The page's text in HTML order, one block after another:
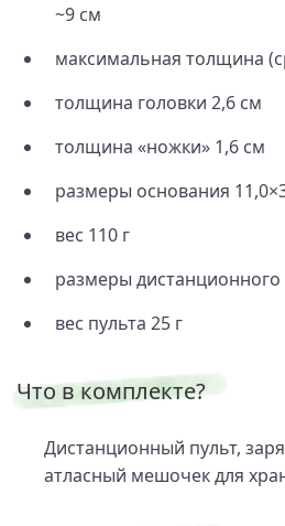
~9 см
максимальная толщина
толщина головки 2,6 см
толщина «ножки» 1,6 см
размеры основания
вес 110 г
размеры дистанционного
вес пульта 25 г
Что в комплекте?
Дистанционный пульт,
атласный мешочек для